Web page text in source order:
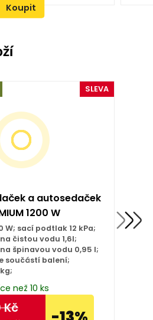
Koupit
SLEVA
a autosedaček
1200 W
W; sací podtlak 12 kPa;
čistou vodu 1,6l;
špinavou vodu 0,95 l;
součástí balení;
než 10 ks
Kč